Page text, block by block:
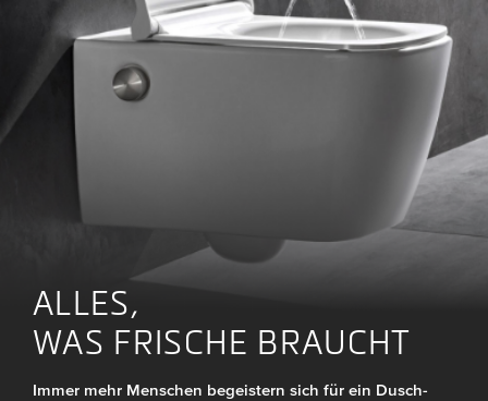
ALLES,
WAS FRISCHE BRAUCHT
Immer mehr Menschen begeistern sich für ein Dusch-